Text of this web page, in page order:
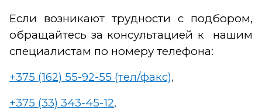
Если возникают трудности с подбором,
обращайтесь за консультацией к нашим
специалистам по номеру телефона:
+375 (162) 55-92-55 (тел/факс),
+375 (33) 343-45-12,